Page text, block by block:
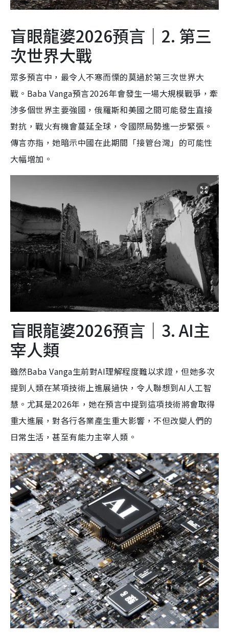
盲眼龍婆2026預言｜2. 第三
次世界大戰
眾多預言中，最令人不寒而慄的莫過於第三次世界大
戰。Baba Vanga預言2026年會發生一場大規模戰爭，牽
涉多個世界主要強國，俄羅斯和美國之間可能發生直接
對抗，戰火有機會蔓延全球，令國際局勢進一步緊張。
傳言亦指，她暗示中國在此期間「接管台灣」的可能性
大幅增加。
盲眼龍婆2026預言｜3. AI主
宰人類
雖然Baba Vanga生前對AI理解程度難以求證，但她多次
提到人類在某項技術上進展過快，令人聯想到AI人工智
慧。尤其是2026年，她在預言中提到這項技術將會取得
重大進展，對各行各業產生重大影響，不但改變人們的
日常生活，甚至有能力主宰人類。